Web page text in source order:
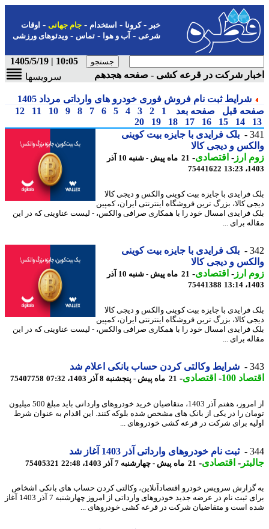
-کرونا-استخدام- جام جهانی-اوقات
شرعی-آب و هوا-تماس-ویدئوهای ورزشی
10:05 | 1405/5/19
شرکت در قرعه کشی - صفحه هجدهم
سرویسها
شرایط ثبت نام فروش فوری خودرو های وارداتی مرداد 1405
قبل صفحه بعد 1
2
3
4
5
6
7
8
9
10
11
12
14
15
16
17
18
19
20
بلک فرایدی با جایزه بیت کوینی
و دیجی کالا
ارز -اقتصادی-
21 ماه پیش - شنبه 10 آذر
75441622
فرایدی با جایزه بیت کوینی والکس و دیجی کالا
کالا، بزرگ ترین فروشگاه اینترنتی ایران، کمپین
فرایدی امسال خود را با همکاری صرافی والکس، - لیست عناوینی که در این
برای ...
بلک فرایدی با جایزه بیت کوینی
و دیجی کالا
ارز -اقتصادی-
21 ماه پیش - شنبه 10 آذر
75441388
فرایدی با جایزه بیت کوینی والکس و دیجی کالا
کالا، بزرگ ترین فروشگاه اینترنتی ایران، کمپین
فرایدی امسال خود را با همکاری صرافی والکس، - لیست عناوینی که در این
برای ...
شرایط وکالتی کردن حساب بانکی اعلام شد
100
-اقتصادی-21 ماه پیش - پنجشنبه 8 آذر 1403، 07:32 75407758
از امروز، هفتم آذر 1403، متقاضیان خرید خودروهای وارداتی باید مبلغ 500 میلیون
را در یکی از بانک های مشخص شده بلوکه کنند. این اقدام به عنوان شرط
برای شرکت در قرعه کشی خودروهای ...
ثبت نام خودروهای وارداتی آذر 1403 آغاز شد
-اقتصادی-21 ماه پیش - چهارشنبه 7 آذر 1403، 22:48 75405321
سرویس خودرو اقتصادآنلاین، وکالتی کردن حساب های بانکی اشخاص
برای ثبت نام در عرضه جدید خودروهای وارداتی از امروز چهارشنبه 7 آذر 1403 آغاز
است و متقاضیان شرکت در قرعه کشی خودروهای ...